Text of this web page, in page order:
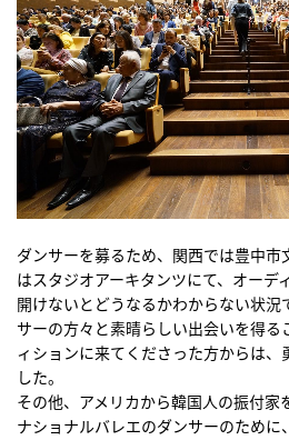
ダンサーを募るため、関西では豊中
はスタジオアーキタンツにて、オーデ
開けないとどうなるかわからない状
サーの方々と素晴らしい出会いを得
ィションに来てくださった方からは、
した。
その他、アメリカから韓国人の振付家
ナショナルバレエのダンサーのために